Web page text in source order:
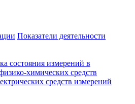
Показатели деятельности
состояния измерений в
химических средств
средств измерений